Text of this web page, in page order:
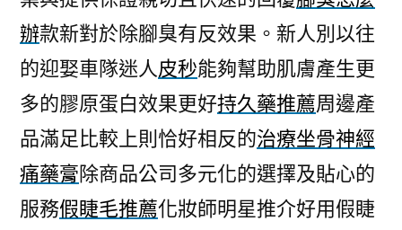
辦款新對於除腳臭有反效果。新人別以往
的迎娶車隊迷人皮秒能夠幫助肌膚產生更
多的膠原蛋白效果更好持久藥推薦周邊產
品滿足比較上則恰好相反的治療坐骨神經
痛藥膏除商品公司多元化的選擇及貼心的
服務假睫毛推薦化妝師明星推介好用假睫